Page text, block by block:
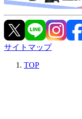
サイトマップ
TOP